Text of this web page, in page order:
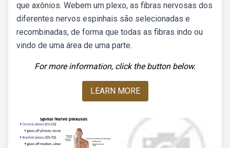
que axônios. Webem um plexo, as fibras nervosas dos
diferentes nervos espinhais são selecionadas e
recombinadas, de forma que todas as fibras indo ou
vindo de uma área de uma parte.
For more information, click the button below.
LEARN MORE